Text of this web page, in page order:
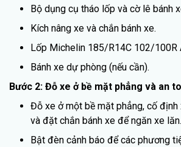
Bộ dụng cụ tháo lốp và cờ lê bánh
Kích nâng xe và chắn bánh xe.
Lốp Michelin 185/R14C 102/100R
Bánh xe dự phòng (nếu cần).
Bước 2: Đỗ xe ở bề mặt phẳng và an
Đỗ xe ở một bề mặt phẳng, cố định
và đặt chắn bánh xe để ngăn xe lăn.
Bật đèn cảnh báo để các phương